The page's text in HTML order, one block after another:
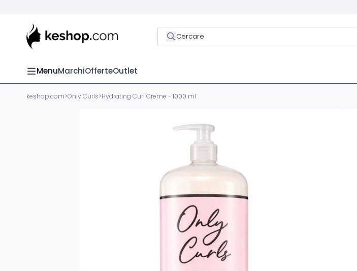
Cercare
MenuMarchiOfferteOutlet
keshop.com>Only Curls>Hydrating Curl Creme - 1000 ml